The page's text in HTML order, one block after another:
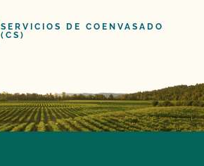
SERVICIOS DE COENVASADO
(CS)